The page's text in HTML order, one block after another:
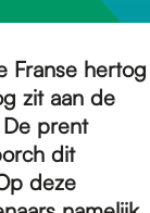
Franse hertog
zit aan de
prent
dit
deze